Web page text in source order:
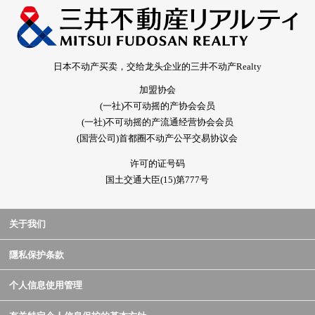
日本不动产买卖，交给龙头企业的三井不动产Realty
加盟协会
(一社)不可动摇的产协会会员
(一社)不可动摇的产流通经营协会会员
(国营公司)首都圈不动产公平交易协议会
许可的证号码
国土交通大臣(15)第777号
关于我们
隱私保护条款
个人信息使用管理